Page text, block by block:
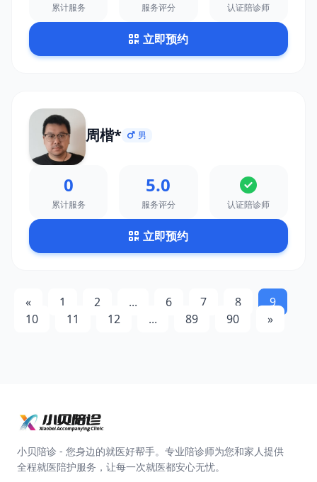
累计服务 服务评分 认证陪诊师
立即预约
周楷* 男
0
累计服务
5.0
服务评分 认证陪诊师
立即预约
« 1 2 ... 6 7 8
9
10
11 12 ... 89 90 »
小贝陪诊 - 您身边的就医好帮手。专业陪诊师为您和家人提供
全程就医陪护服务，让每一次就医都安心无忧。